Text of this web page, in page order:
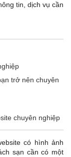
tin, dịch vụ cần
trở nên chuyên
chuyên nghiệp
có hình ảnh
sạn cần có một